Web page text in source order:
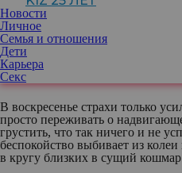
Новости
Личное
Семья и отношения
Дети
Карьера
Секс
должны становиться
Однако в голове сразу же
за два дня наверстать все
делом и как растянуть время до
В воскресенье страхи только
просто переживать о
грустить, что так ничего и не
беспокойство выбивает из
в кругу близких в сущий